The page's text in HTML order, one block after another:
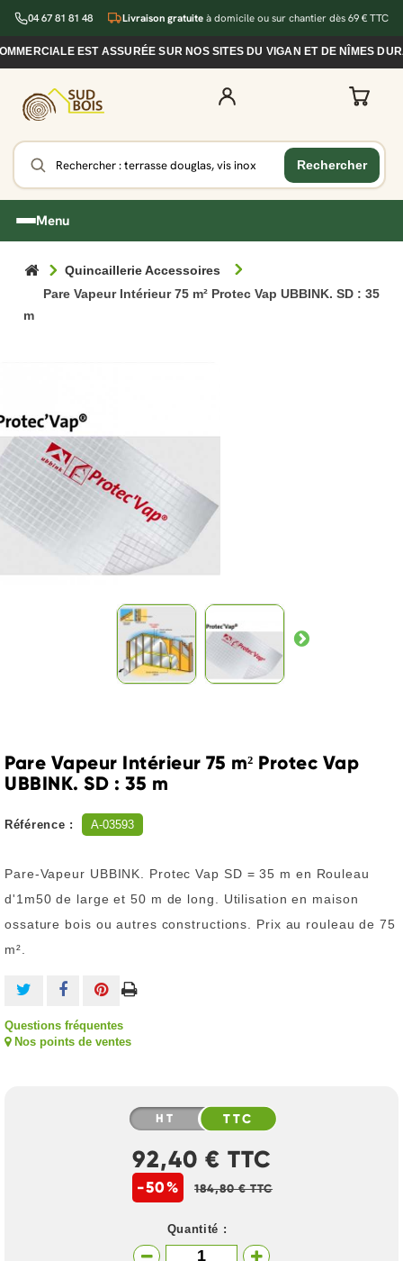
04 67 81 81 48 Livraison gratuite à domicile ou sur chantier dès 69 € TTC
EST ASSURÉE SUR NOS SITES DU VIGAN ET DE NÎMES
Menu
Quincaillerie Accessoires
Pare Vapeur Intérieur 75 m² Protec Vap UBBINK. SD : 35
m
Pare Vapeur Intérieur 75 m² Protec Vap
UBBINK. SD : 35 m
Référence : A-03593
Pare-Vapeur UBBINK. Protec Vap SD = 35 m en Rouleau
d'1m50 de large et 50 m de long. Utilisation en maison
ossature bois ou autres constructions. Prix au rouleau de 75
m².
Questions fréquentes
Nos points de ventes
HT TTC
92,40 € TTC
-50% 184,80 € TTC
Quantité :